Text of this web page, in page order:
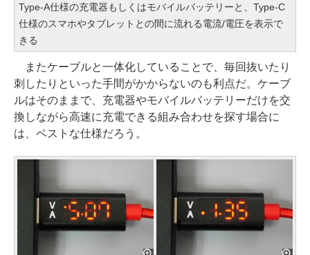
Type-A仕様の充電器もしくはモバイルバッテリーと、Type-C
仕様のスマホやタブレットとの間に流れる電流/電圧を表示で
きる
またケーブルと一体化していることで、毎回抜いたり
刺したりといった手間がかからないのも利点だ。ケーブ
ルはそのままで、充電器やモバイルバッテリーだけを交
換しながら高速に充電できる組み合わせを探す場合に
は、ベストな仕様だろう。